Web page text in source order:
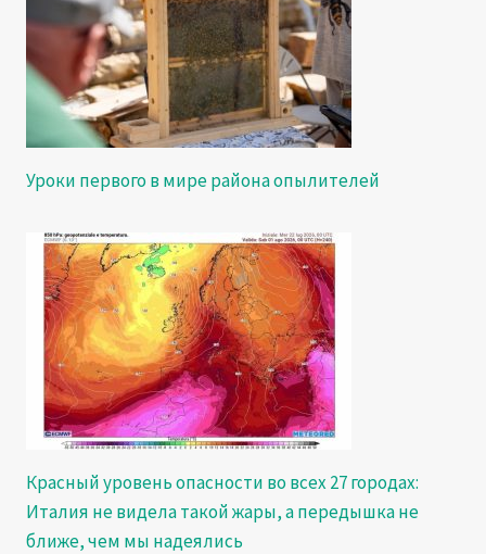
Уроки первого в мире района опылителей
Красный уровень опасности во всех 27 городах:
Италия не видела такой жары, а передышка не
ближе, чем мы надеялись